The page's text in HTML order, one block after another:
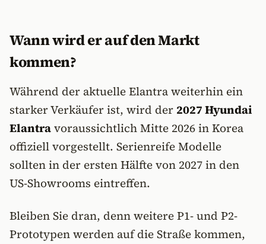
Wann wird er auf den Markt
kommen?
Während der aktuelle Elantra weiterhin ein
starker Verkäufer ist, wird der 2027 Hyundai
Elantravoraussichtlich Mitte 2026 in Korea
offiziell vorgestellt. Serienreife Modelle
sollten in der ersten Hälfte von 2027 in den
US-Showrooms eintreffen.
Bleiben Sie dran, denn weitere P1- und P2-
Prototypen werden auf die Straße kommen,